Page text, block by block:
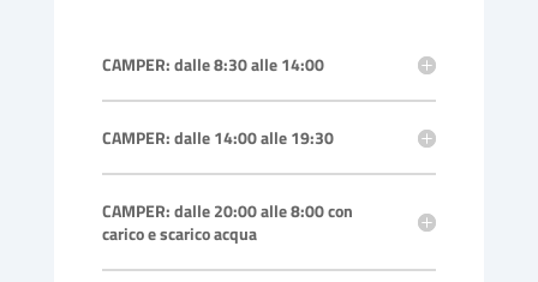
CAMPER: dalle 8:30 alle 14:00
CAMPER: dalle 14:00 alle 19:30
CAMPER: dalle 20:00 alle 8:00 con
carico e scarico acqua